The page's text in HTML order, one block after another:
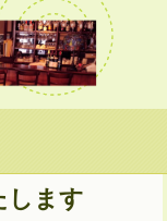
します